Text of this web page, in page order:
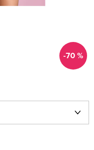
-70 %